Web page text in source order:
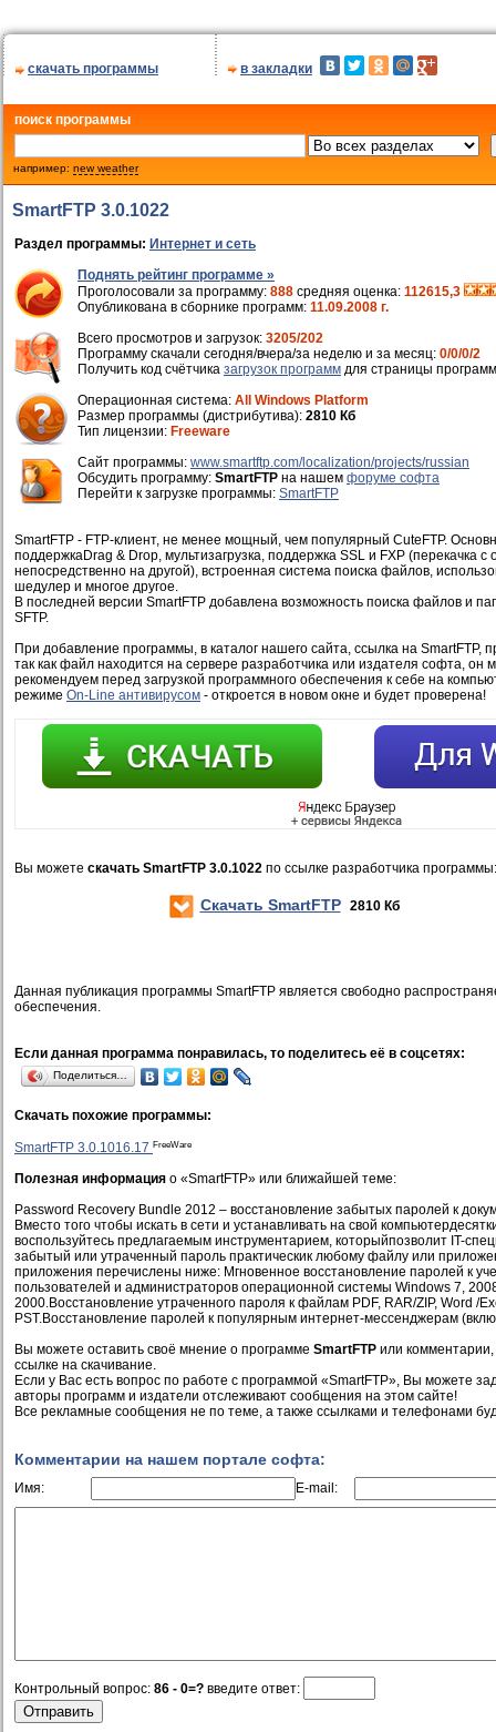
скачать программы в закладки
поиск программы
например: new weather
SmartFTP 3.0.1022
Раздел программы: Интернет и сеть
Поднять рейтинг программе »
Проголосовали за программу: 888 средняя оценка: 112615,3
Опубликована в сборнике программ: 11.09.2008 г.
Всего просмотров и загрузок: 3205/202
Программу скачали сегодня/вчера/за неделю и за месяц: 0/0/0/2
Получить код счётчика загрузок программ для страницы
Операционная система: All Windows Platform
Размер программы (дистрибутива): 2810 Кб
Тип лицензии: Freeware
Cайт программы: www.smartftp.com/localization/projects/russian
Обсудить программу: SmartFTP на нашем форуме софта
Перейти к загрузке программы: SmartFTP
SmartFTP - FTP-клиент, не менее мощный, чем популярный CuteFTP.
поддержкаDrag & Drop, мультизагрузка, поддержка SSL и FXP (перекачка с
непосредственно на другой), встроенная система поиска файлов,
шедулер и многое другое.
В последней версии SmartFTP добавлена возможность поиска файлов и
SFTP.
При добавление программы, в каталог нашего сайта, ссылка на SmartFTP,
так как файл находится на сервере разработчика или издателя софта,
рекомендуем перед загрузкой программного обеспечения к себе на
режиме On-Line антивирусом - откроется в новом окне и будет проверена!
Вы можете скачать SmartFTP 3.0.1022 по ссылке разработчика программы:
Скачать SmartFTP 2810 Кб
Данная публикация программы SmartFTP является свободно
обеспечения.
Если данная программа понравилась, то поделитесь её в соцсетях:
Поделиться…
Скачать похожие программы:
SmartFTP 3.0.1016.17 FreeWare
Полезная информация о «SmartFTP» или ближайшей теме:
Password Recovery Bundle 2012 – восстановление забытых паролей к
Вместо того чтобы искать в сети и устанавливать на свой
воспользуйтесь предлагаемым инструментарием, которыйпозволит IT-
забытый или утраченный пароль практическик любому файлу или
приложения перечислены ниже: Мгновенное восстановление паролей к
пользователей и администраторов операционной системы Windows 7,
2000.Восстановление утраченного пароля к файлам PDF, RAR/ZIP, Word /
PST.Восстановление паролей к популярным интернет-мессенджерам
Вы можете оставить своё мнение о программе SmartFTP или
ссылке на скачивание.
Если у Вас есть вопрос по работе с программой «SmartFTP», Вы можете
авторы программ и издатели отслеживают сообщения на этом сайте!
Все рекламные сообщения не по теме, а также ссылками и телефонами
Комментарии на нашем портале софта:
Имя: E-mail:
Контрольный вопрос: 86 - 0=? введите ответ: